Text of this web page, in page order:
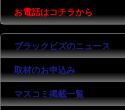
お電話はコチラから
ブラックビズのニュース
取材のお申込み
マスコミ掲載一覧